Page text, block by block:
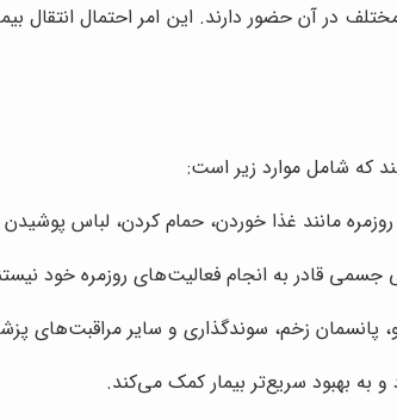
در آن حضور دارند. این امر احتمال انتقال
که شامل موارد زیر است:
مانند غذا خوردن، حمام کردن، لباس
جسمی قادر به انجام فعالیت‌های روزمره خود
پانسمان زخم، سوندگذاری و سایر مراقبت‌های
بهبود سریع‌تر بیمار کمک می‌کند.